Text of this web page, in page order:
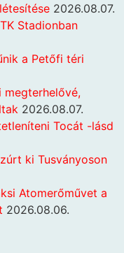
2026.08.07.
Stadionban
a Petőfi téri
2026.08.07.
Tocát -lásd
ki Tusványoson
Atomerőművet a
2026.08.06.